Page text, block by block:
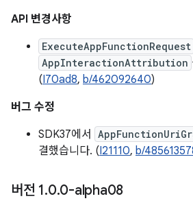
API 변경사항
ExecuteAppFunctionRequest
AppInteractionAttribution
(I70ad8, b/462092640)
버그 수정
SDK37에서
결했습니다. (I21110, b/
버전 1.0.0-alpha08